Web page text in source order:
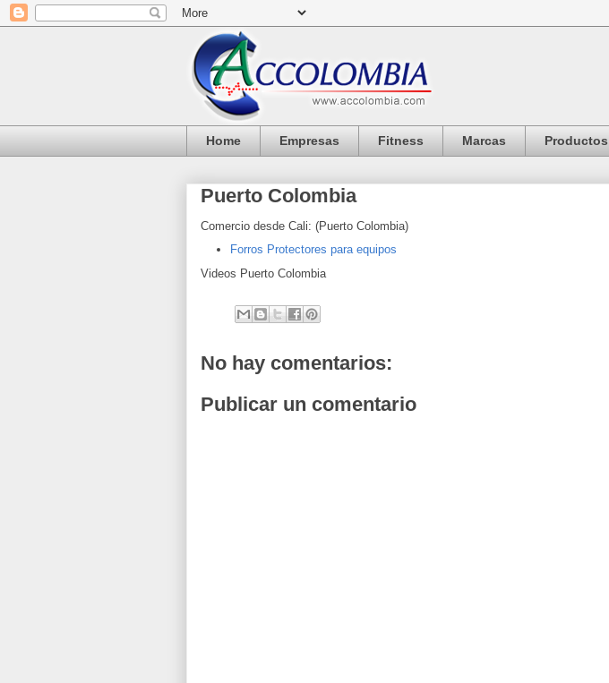
Home Empresas Fitness Marcas Productos
Puerto Colombia
Comercio desde Cali: (Puerto Colombia)
Forros Protectores para equipos
Videos Puerto Colombia
No hay comentarios:
Publicar un comentario